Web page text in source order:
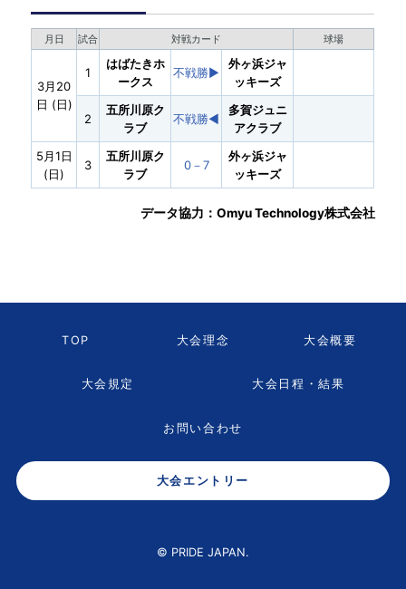
月日 試合 対戦カード 球場
3月20
日 (日)
1
はばたきホ
ークス
不戦勝▶︎
外ヶ浜ジャ
ッキーズ
2
五所川原ク
ラブ
不戦勝◀︎
多賀ジュニ
アクラブ
5月1日
(日)
3
五所川原ク
ラブ
0－7
外ヶ浜ジャ
ッキーズ
データ協力：Omyu Technology株式会社
TOP 大会理念 大会概要
大会規定 大会日程・結果
お問い合わせ
大会エントリー
© PRIDE JAPAN.